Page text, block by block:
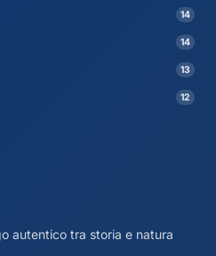
14
14
13
12
autentico tra storia e natura